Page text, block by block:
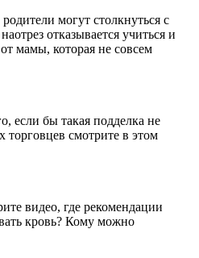
могут столкнуться с
отказывается учиться и
мамы, которая не совсем
если бы такая подделка не
смотрите в этом
видео, где рекомендации
кровь? Кому можно